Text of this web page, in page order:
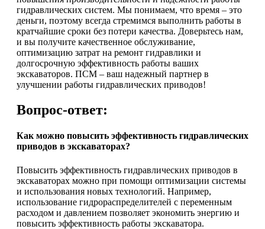
гидравлических систем. Мы понимаем, что время – это
деньги, поэтому всегда стремимся выполнить работы в
кратчайшие сроки без потери качества. Доверьтесь нам,
и вы получите качественное обслуживание,
оптимизацию затрат на ремонт гидравлики и
долгосрочную эффективность работы ваших
экскаваторов. ПСМ – ваш надежный партнер в
улучшении работы гидравлических приводов!
Вопрос-ответ:
Как можно повысить эффективность гидравлических
приводов в экскаваторах?
Повысить эффективность гидравлических приводов в
экскаваторах можно при помощи оптимизации системы
и использования новых технологий. Например,
использование гидрораспределителей с переменным
расходом и давлением позволяет экономить энергию и
повысить эффективность работы экскаватора.